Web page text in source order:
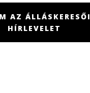
AZ ÁLLÁSKERESŐI
HÍRLEVELET